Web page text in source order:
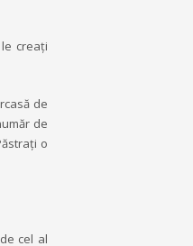
creați
de
de
o
cel al